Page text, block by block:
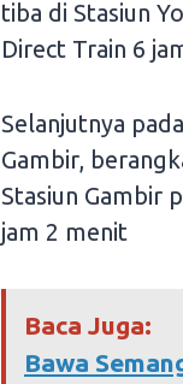
tiba di Stasiun
Direct Train 6
Selanjutnya
Gambir,
Stasiun Gambir
jam 2 menit
Baca Juga:
Bawa